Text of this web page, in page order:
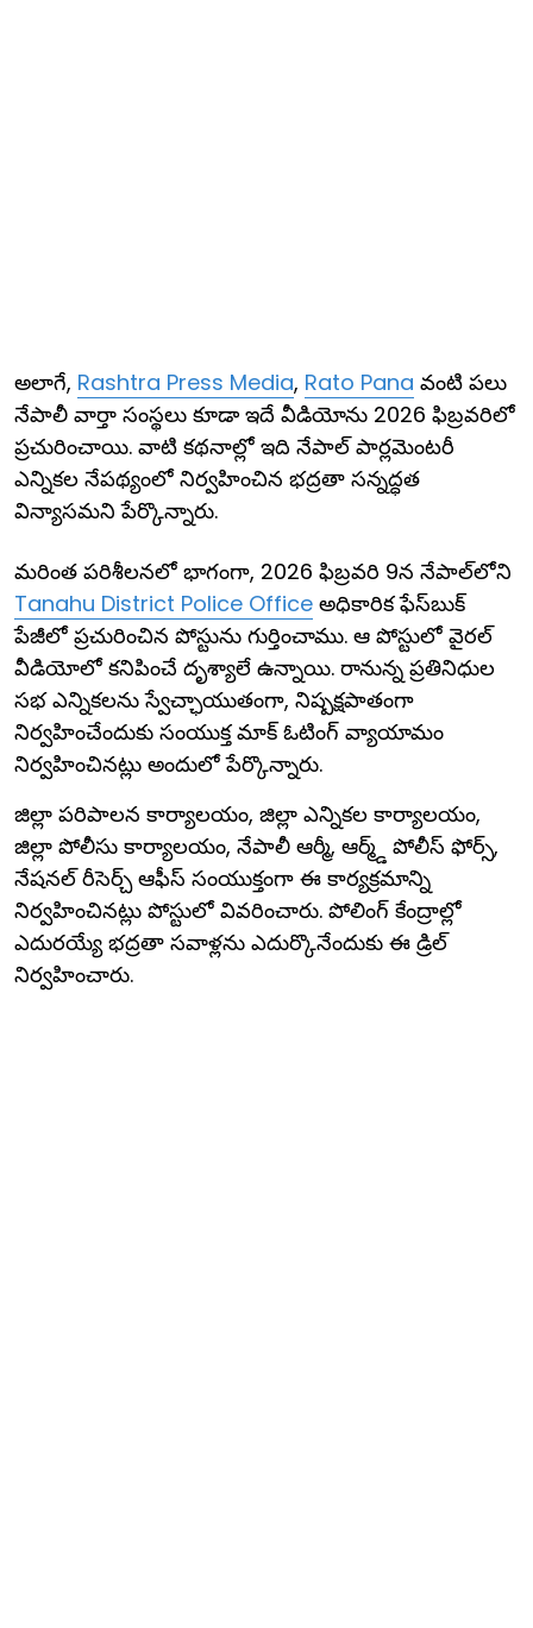
అలాగే, Rashtra Press Media, Rato Pana వంటి పలు
నేపాలీ వార్తా సంస్థలు కూడా ఇదే వీడియోను 2026 ఫిబ్రవరిలో
ప్రచురించాయి. వాటి కథనాల్లో ఇది నేపాల్ పార్లమెంటరీ
ఎన్నికల నేపథ్యంలో నిర్వహించిన భద్రతా సన్నద్ధత
విన్యాసమని పేర్కొన్నారు.
మరింత పరిశీలనలో భాగంగా, 2026 ఫిబ్రవరి 9న నేపాల్‌లోని
Tanahu District Police Office అధికారిక ఫేస్‌బుక్
పేజీలో ప్రచురించిన పోస్టును గుర్తించాము. ఆ పోస్టులో వైరల్
వీడియోలో కనిపించే దృశ్యాలే ఉన్నాయి. రానున్న ప్రతినిధుల
సభ ఎన్నికలను స్వేచ్ఛాయుతంగా, నిష్పక్షపాతంగా
నిర్వహించేందుకు సంయుక్త మాక్ ఓటింగ్ వ్యాయామం
నిర్వహించినట్లు అందులో పేర్కొన్నారు.
జిల్లా పరిపాలన కార్యాలయం, జిల్లా ఎన్నికల కార్యాలయం,
జిల్లా పోలీసు కార్యాలయం, నేపాలీ ఆర్మీ, ఆర్మ్డ్ పోలీస్ ఫోర్స్,
నేషనల్ రీసెర్చ్ ఆఫీస్ సంయుక్తంగా ఈ కార్యక్రమాన్ని
నిర్వహించినట్లు పోస్టులో వివరించారు. పోలింగ్ కేంద్రాల్లో
ఎదురయ్యే భద్రతా సవాళ్లను ఎదుర్కొనేందుకు ఈ డ్రిల్
నిర్వహించారు.